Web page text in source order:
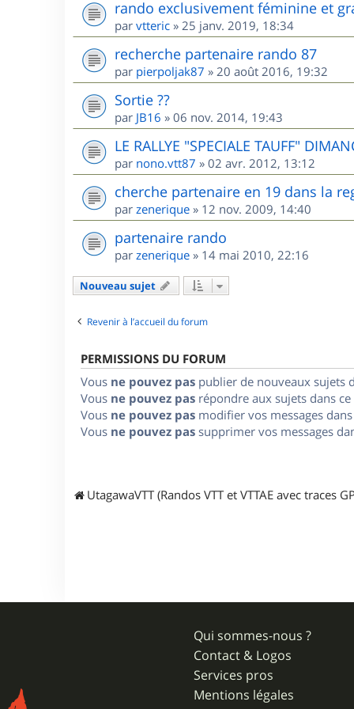
rando exclusivement féminine et
par vtteric » 25 janv. 2019, 18:34
recherche partenaire rando 87
par pierpoljak87 » 20 août 2016, 19:32
Sortie ??
par JB16 » 06 nov. 2014, 19:43
LE RALLYE "SPECIALE TAUFF"
par nono.vtt87 » 02 avr. 2012, 13:12
cherche partenaire en 19 dans la
par zenerique » 12 nov. 2009, 14:40
partenaire rando
par zenerique » 14 mai 2010, 22:16
Nouveau sujet
Revenir à l’accueil du forum
PERMISSIONS DU FORUM
Vous ne pouvez pas publier de nouveaux sujets
Vous ne pouvez pas répondre aux sujets dans
Vous ne pouvez pas modifier vos messages
Vous ne pouvez pas supprimer vos messages
UtagawaVTT (Randos VTT et VTTAE avec traces
Qui sommes-nous ?
Contact & Logos
Services pros
Mentions légales